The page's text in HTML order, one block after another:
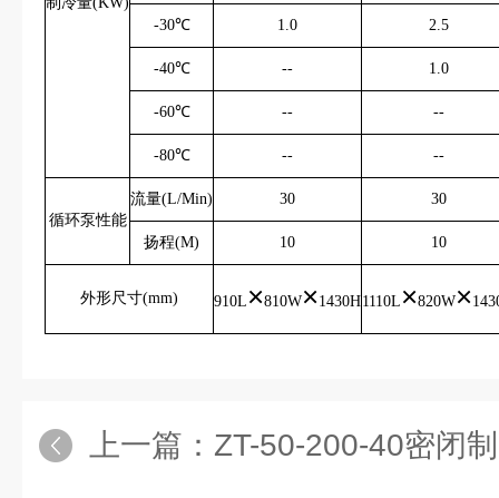
-30℃ 1.0 2.5
-40℃ -- 1.0
-60℃ -- --
-80℃ -- --
循环泵性能
流量(L/Min) 30 30
扬程(M) 10 10
外形尺寸(mm) 910L ×810W×1430H1110L ×820W×
上一篇： ZT-50-200-40密闭